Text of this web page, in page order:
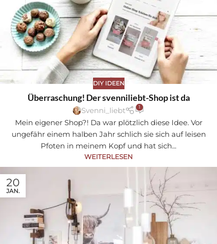
DIY IDEEN
Überraschung! Der svenniliebt-Shop ist da
Svenni_liebt
ve
1
Mein eigener Shop?! Da war plötzlich diese Idee. Vor
ungefähr einem halben Jahr schlich sie sich auf leisen
Pfoten in meinem Kopf und hat sich...
WEITERLESEN
20
JAN.